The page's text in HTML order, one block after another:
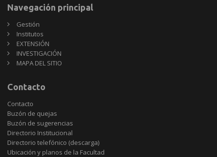
Navegación principal
Gestión
Institutos
EXTENSIÓN
INVESTIGACIÓN
MAPA DEL SITIO
Contacto
Contacto
Buzón de quejas
Buzón de sugerencias
Directorio Institucional
Directorio telefónico (descarga)
Ubicación y planos de la Facultad